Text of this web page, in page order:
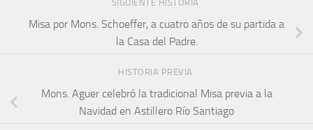
SIGUIENTE HISTORIA
Misa por Mons. Schoeffer, a cuatro años de su partida a
la Casa del Padre.
HISTORIA PREVIA
Mons. Aguer celebró la tradicional Misa previa a la
Navidad en Astillero Río Santiago